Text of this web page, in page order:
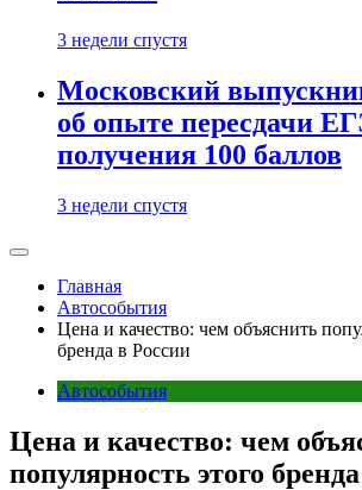
3 недели спустя
Московский
об опыте пересдачи
получения 100 баллов
3 недели спустя
Главная
Автособытия
Цена и качество: чем объяснить
бренда в России
Автособытия
Цена и качество: чем
популярность этого